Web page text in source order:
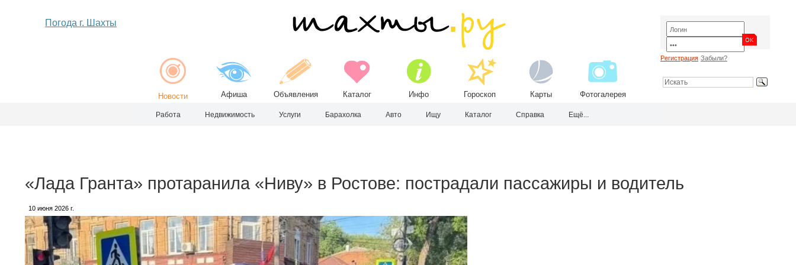
Погода г. Шахты
Новости Афиша Объявления Каталог Инфо Гороскоп Карты Фотогалерея
Регистрация Забыли?
Работа Недвижимость Услуги Барахолка Авто Ищу Каталог Справка Ещё...
«Лада Гранта» протаранила «Ниву» в Ростове: пострадали пассажиры и водитель
10 июня 2026 г.